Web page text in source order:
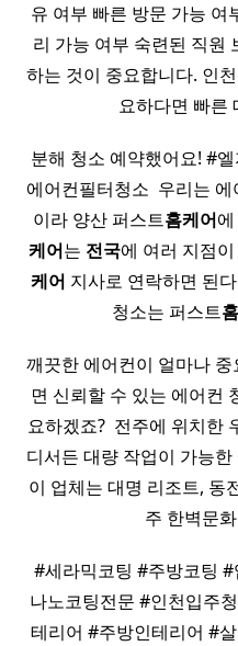
유 여부 빠른 방문 가능 여
리 가능 여부 숙련된 직원
하는 것이 중요합니다. 인
요하다면 빠른
분해 청소 예약했어요! #
에어컨필터청소 ​ 우리는
이라 양산 퍼스트홈케어
케어는 전국에 여러 지점
케어 지사로 연락하면 된
청소는 퍼스트
깨끗한 에어컨이 얼마나
면 신뢰할 수 있는 에어컨
요하겠죠? ​ 전주에 위치한
디서든 대량 작업이 가능
이 업체는 대명 리조트, 동
주 한벽문
#세라믹코팅 #주방코팅
나노코팅전문 #인천입주
테리어 #주방인테리어 #